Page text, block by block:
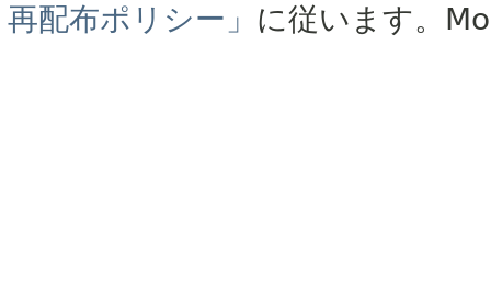
再配布ポリシー」 に従います。